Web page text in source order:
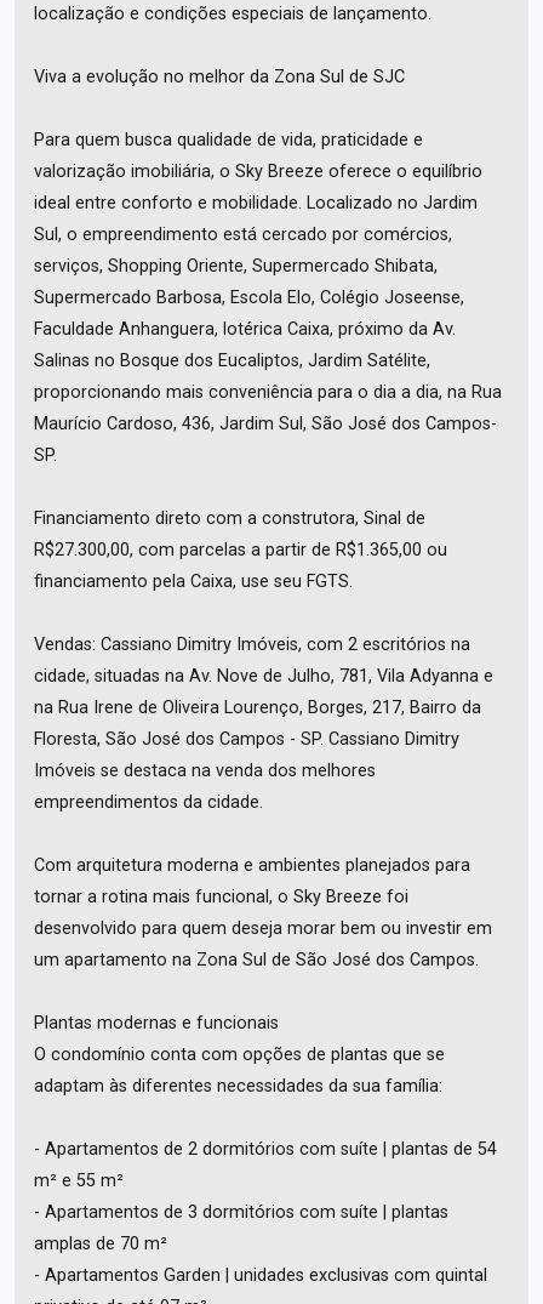
localização e condições especiais de lançamento.
Viva a evolução no melhor da Zona Sul de SJC
Para quem busca qualidade de vida, praticidade e
valorização imobiliária, o Sky Breeze oferece o equilíbrio
ideal entre conforto e mobilidade. Localizado no Jardim
Sul, o empreendimento está cercado por comércios,
serviços, Shopping Oriente, Supermercado Shibata,
Supermercado Barbosa, Escola Elo, Colégio Joseense,
Faculdade Anhanguera, lotérica Caixa, próximo da Av.
Salinas no Bosque dos Eucaliptos, Jardim Satélite,
proporcionando mais conveniência para o dia a dia, na Rua
Maurício Cardoso, 436, Jardim Sul, São José dos Campos-
SP.
Financiamento direto com a construtora, Sinal de
R$27.300,00, com parcelas a partir de R$1.365,00 ou
financiamento pela Caixa, use seu FGTS.
Vendas: Cassiano Dimitry Imóveis, com 2 escritórios na
cidade, situadas na Av. Nove de Julho, 781, Vila Adyanna e
na Rua Irene de Oliveira Lourenço, Borges, 217, Bairro da
Floresta, São José dos Campos - SP. Cassiano Dimitry
Imóveis se destaca na venda dos melhores
empreendimentos da cidade.
Com arquitetura moderna e ambientes planejados para
tornar a rotina mais funcional, o Sky Breeze foi
desenvolvido para quem deseja morar bem ou investir em
um apartamento na Zona Sul de São José dos Campos.
Plantas modernas e funcionais
O condomínio conta com opções de plantas que se
adaptam às diferentes necessidades da sua família:
- Apartamentos de 2 dormitórios com suíte | plantas de 54
m² e 55 m²
- Apartamentos de 3 dormitórios com suíte | plantas
amplas de 70 m²
- Apartamentos Garden | unidades exclusivas com quintal